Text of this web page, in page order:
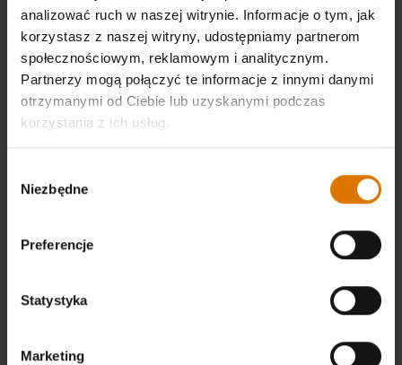
analizować ruch w naszej witrynie. Informacje o tym, jak
korzystasz z naszej witryny, udostępniamy partnerom
społecznościowym, reklamowym i analitycznym.
Partnerzy mogą połączyć te informacje z innymi danymi
otrzymanymi od Ciebie lub uzyskanymi podczas
korzystania z ich usług.
zgody
Niezbędne
Preferencje
Statystyka
Marketing